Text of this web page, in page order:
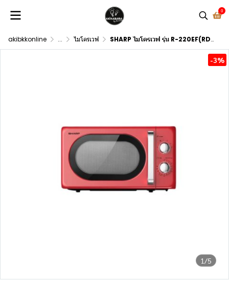
0
akibkkonline ... ไมโครเวฟ SHARP ไมโครเวฟ รุ่น R-220EF(RD) 20 ลิตร สีแดง
1/5
-3%